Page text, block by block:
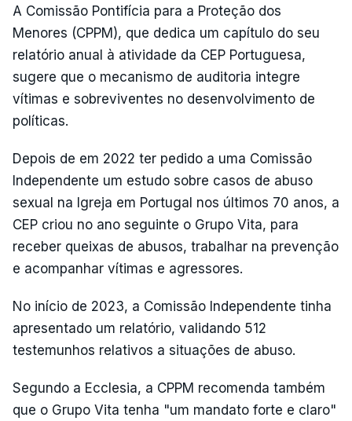
A Comissão Pontifícia para a Proteção dos
Menores (CPPM), que dedica um capítulo do seu
relatório anual à atividade da CEP Portuguesa,
sugere que o mecanismo de auditoria integre
vítimas e sobreviventes no desenvolvimento de
políticas.
Depois de em 2022 ter pedido a uma Comissão
Independente um estudo sobre casos de abuso
sexual na Igreja em Portugal nos últimos 70 anos, a
CEP criou no ano seguinte o Grupo Vita, para
receber queixas de abusos, trabalhar na prevenção
e acompanhar vítimas e agressores.
No início de 2023, a Comissão Independente tinha
apresentado um relatório, validando 512
testemunhos relativos a situações de abuso.
Segundo a Ecclesia, a CPPM recomenda também
que o Grupo Vita tenha "um mandato forte e claro"